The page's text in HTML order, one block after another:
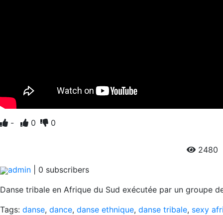
- 0 0
2480
admin
0 subscribers
Danse tribale en Afrique du Sud exécutée par un groupe
Tags: danse, dance, danse ethnique, danse tribale, sexy